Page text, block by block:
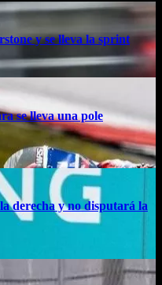
y se lleva la sprint
se lleva una pole
derecha y no disputará la